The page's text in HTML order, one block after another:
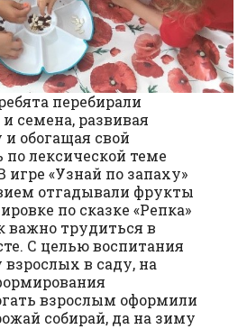
перебирали
семена, развивая
обогащая свой
лексической теме
игре «Узнай по запаху»
отгадывали фрукты
по сказке «Репка»
важно трудиться в
С целью воспитания
в саду, на
взрослым оформили
собирай, да на зиму